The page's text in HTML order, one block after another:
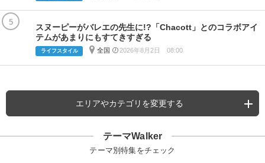
5
スヌーピーがバレエの先生に!?「Chacott」とのコラボアイ
テムがあまりにもすてきすぎる
ライフスタイル 全国 2026年8月2日 08:00
エリアやカテゴリを変更する
テーマWalker
テーマ別特集をチェック